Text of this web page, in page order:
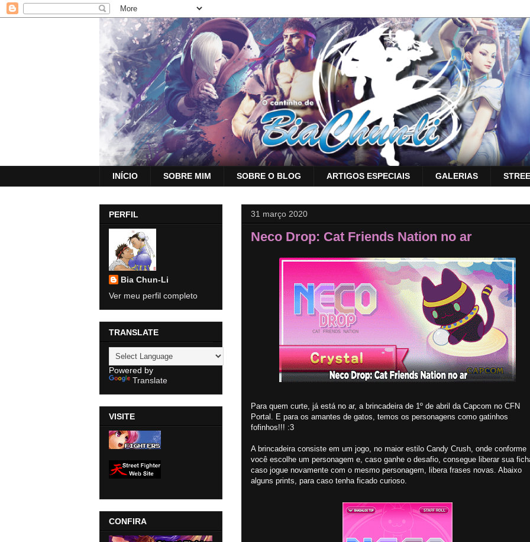
INÍCIO SOBRE MIM SOBRE O BLOG ARTIGOS ESPECIAIS GALERIAS
31 março 2020
Neco Drop: Cat Friends Nation no ar
Para quem curte, já está no ar, a brincadeira de 1º de abril da Capcom no CFN
Portal. E para os amantes de gatos, temos os personagens como gatinhos
fofinhos!!! :3
A brincadeira consiste em um jogo, no maior estilo Candy Crush, onde conforme
você escolhe um personagem e, caso ganhe o desafio, consegue liberar sua
caso jogue novamente com o mesmo personagem, libera frases novas. Abaixo
alguns prints, para caso tenha ficado curioso.
PERFIL
Bia Chun-Li
Ver meu perfil completo
TRANSLATE
Powered by
Translate
VISITE
CONFIRA